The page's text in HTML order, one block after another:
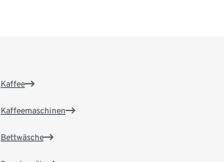
Kaffee
Kaffeemaschinen
Bettwäsche